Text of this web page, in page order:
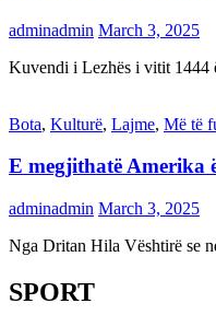
adminadmin March 3, 2025
Kuvendi i Lezhës i vitit 1444
Bota, Kulturë, Lajme, Më të
E megjithatë Amerika
adminadmin March 3, 2025
Nga Dritan Hila Vështirë se
SPORT